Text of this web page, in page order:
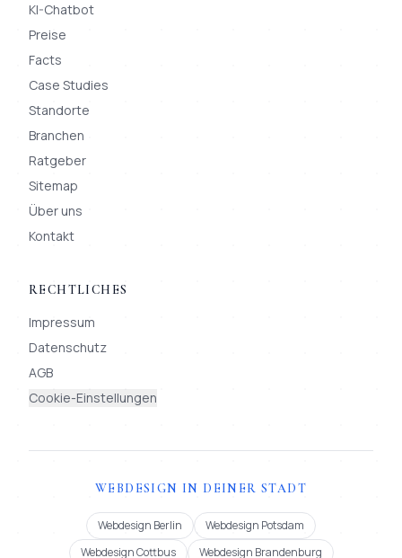
KI-Chatbot
Preise
Facts
Case Studies
Standorte
Branchen
Ratgeber
Sitemap
Über uns
Kontakt
RECHTLICHES
Impressum
Datenschutz
AGB
Cookie-Einstellungen
WEBDESIGN IN DEINER STADT
Webdesign Berlin
Webdesign Potsdam
Webdesign Cottbus
Webdesign Brandenburg